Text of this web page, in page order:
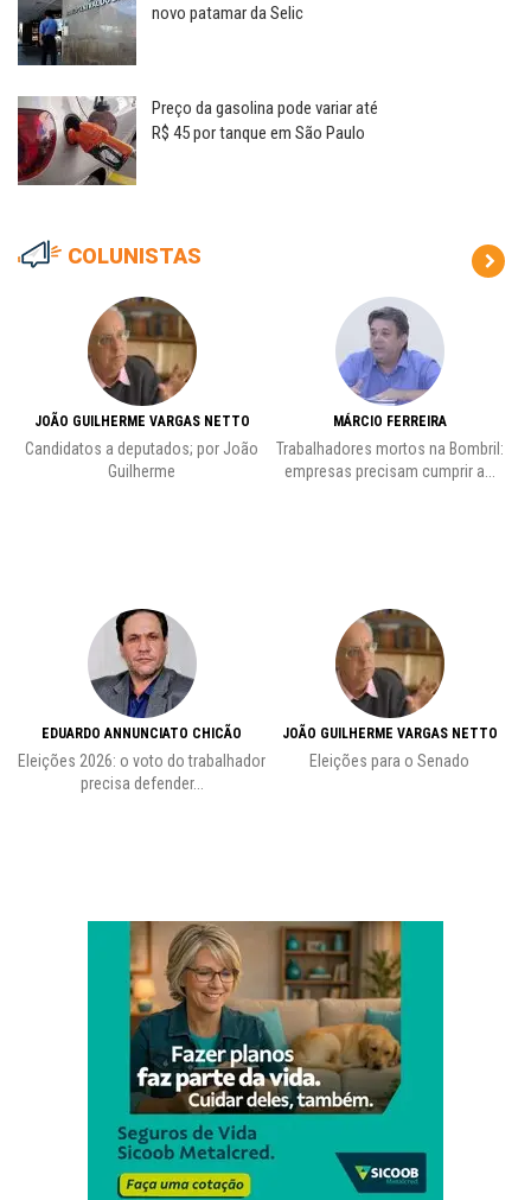
novo patamar da Selic
Preço da gasolina pode variar até
R$ 45 por tanque em São Paulo
COLUNISTAS
JOÃO GUILHERME VARGAS NETTO
Candidatos a deputados; por João
Guilherme
EDUARDO ANNUNCIATO CHICÃO
Eleições 2026: o voto do trabalhador
precisa defender...
MÁRCIO FERREIRA
Trabalhadores mortos na Bombril:
empresas precisam cumprir a...
JOÃO GUILHERME VARGAS NETTO
Eleições para o Senado